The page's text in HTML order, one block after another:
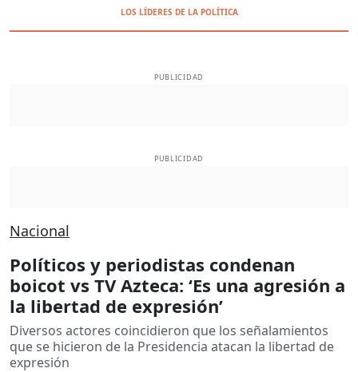
LOS LÍDERES DE LA POLÍTICA
PUBLICIDAD
PUBLICIDAD
Nacional
Políticos y periodistas condenan
boicot vs TV Azteca: ‘Es una agresión a
la libertad de expresión’
Diversos actores coincidieron que los señalamientos
que se hicieron de la Presidencia atacan la libertad de
expresión